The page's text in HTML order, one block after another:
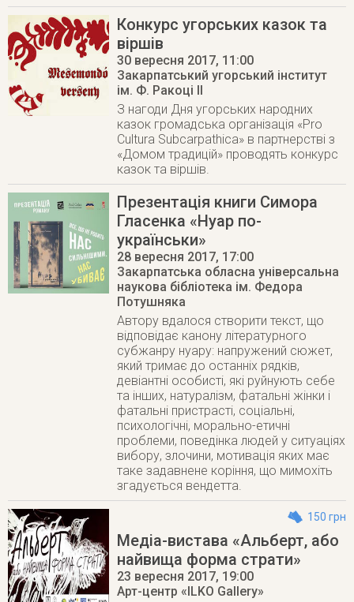
Конкурс угорських казок та
віршів
30 вересня 2017, 11:00
Закарпатський угорський інститут
ім. Ф. Ракоці ІІ
З нагоди Дня угорських народних
казок громадська організація «Pro
Cultura Subcarpathica» в партнерстві з
«Домом традицій» проводять конкурс
казок та віршів.
Презентація книги Симора
Гласенка «Нуар по-
українськи»
28 вересня 2017, 17:00
Закарпатська обласна універсальна
наукова бібліотека ім. Федора
Потушняка
Автору вдалося створити текст, що
відповідає канону літературного
субжанру нуару: напружений сюжет,
який тримає до останніх рядків,
девіантні особисті, які руйнують себе
та інших, натуралізм, фатальні жінки і
фатальні пристрасті, соціальні,
психологічні, морально-етичні
проблеми, поведінка людей у ситуаціях
вибору, злочини, мотивація яких має
таке задавнене коріння, що мимохіть
згадується вендетта.
150 грн
Медіа-вистава «Альберт, або
найвища форма страти»
23 вересня 2017, 19:00
Арт-центр «ILKO Gallery»